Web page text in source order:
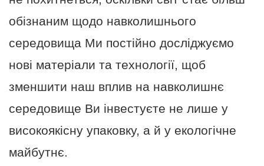
обізнаним щодо навколишнього
середовища Ми постійно досліджуємо
нові матеріали та технології, щоб
зменшити наш вплив на навколишнє
середовище Ви інвестуєте не лише у
високоякісну упаковку, а й у екологічне
майбутнє.